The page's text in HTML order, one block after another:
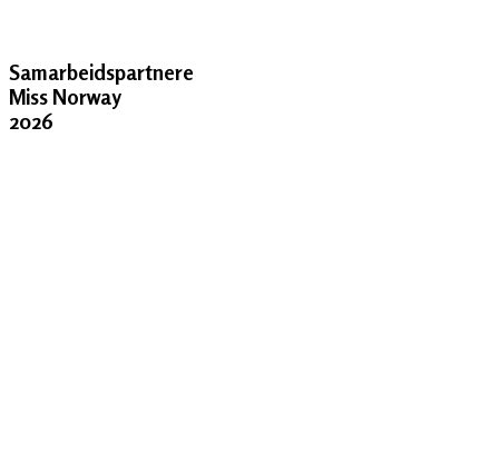
Samarbeidspartnere
Miss Norway
2026